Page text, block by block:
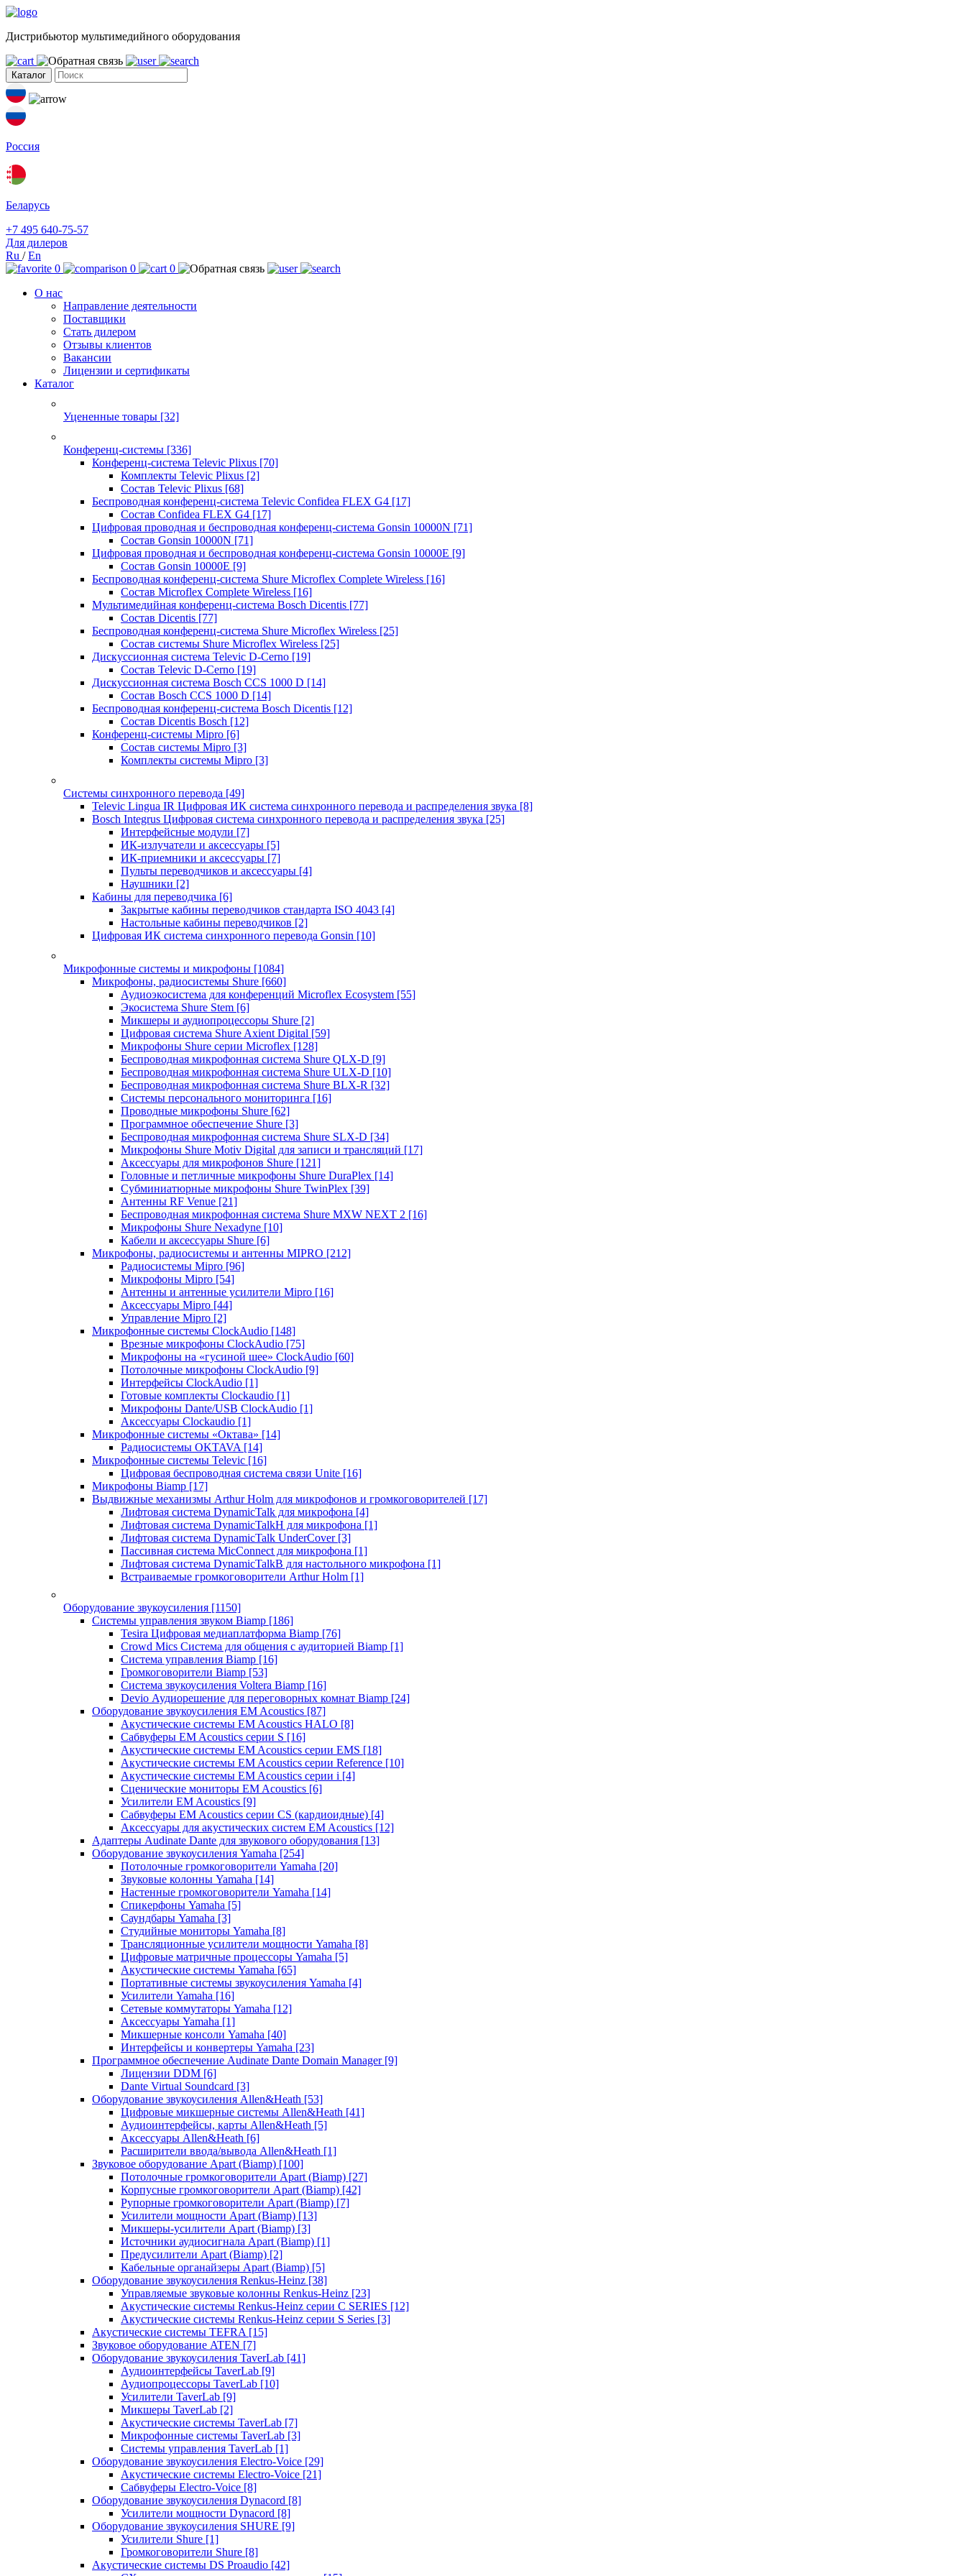
Дистрибьютор мультимедийного оборудования
Каталог
Россия
Беларусь
+7 495 640-75-57
Для дилеров
Ru /En
0
0
0
О нас
Направление деятельности
Поставщики
Стать дилером
Отзывы клиентов
Вакансии
Лицензии и сертификаты
Каталог
Уцененные товары [32]
Конференц-системы [336]
Конференц-система Televic Plixus [70]
Комплекты Televic Plixus [2]
Состав Televic Plixus [68]
Беспроводная конференц-система Televic Confidea FLEX G4 [17]
Состав Confidea FLEX G4 [17]
Цифровая проводная и беспроводная конференц-система Gonsin 10000N [71]
Состав Gonsin 10000N [71]
Цифровая проводная и беспроводная конференц-система Gonsin 10000E [9]
Состав Gonsin 10000E [9]
Беспроводная конференц-система Shure Microflex Complete Wireless [16]
Состав Microflex Complete Wireless [16]
Мультимедийная конференц-система Bosch Dicentis [77]
Состав Dicentis [77]
Беспроводная конференц-система Shure Microflex Wireless [25]
Состав системы Shure Microflex Wireless [25]
Дискуссионная система Televic D-Cerno [19]
Состав Televic D-Cerno [19]
Дискуссионная система Bosch CCS 1000 D [14]
Состав Bosch CCS 1000 D [14]
Беспроводная конференц-система Bosch Dicentis [12]
Состав Dicentis Bosch [12]
Конференц-системы Mipro [6]
Состав системы Mipro [3]
Комплекты системы Mipro [3]
Системы синхронного перевода [49]
Televic Lingua IR Цифровая ИК система синхронного перевода и распределения звука [8]
Bosch Integrus Цифровая система синхронного перевода и распределения звука [25]
Интерфейсные модули [7]
ИК-излучатели и аксессуары [5]
ИК-приемники и аксессуары [7]
Пульты переводчиков и аксессуары [4]
Наушники [2]
Кабины для переводчика [6]
Закрытые кабины переводчиков стандарта ISO 4043 [4]
Настольные кабины переводчиков [2]
Цифровая ИК система синхронного перевода Gonsin [10]
Микрофонные системы и микрофоны [1084]
Микрофоны, радиосистемы Shure [660]
Аудиоэкосистема для конференций Microflex Ecosystem [55]
Экосистема Shure Stem [6]
Микшеры и аудиопроцессоры Shure [2]
Цифровая система Shure Axient Digital [59]
Микрофоны Shure серии Microflex [128]
Беспроводная микрофонная система Shure QLX-D [9]
Беспроводная микрофонная система Shure ULX-D [10]
Беспроводная микрофонная система Shure BLX-R [32]
Системы персонального мониторинга [16]
Проводные микрофоны Shure [62]
Программное обеспечение Shure [3]
Беспроводная микрофонная система Shure SLX-D [34]
Микрофоны Shure Motiv Digital для записи и трансляций [17]
Аксессуары для микрофонов Shure [121]
Головные и петличные микрофоны Shure DuraPlex [14]
Субминиатюрные микрофоны Shure TwinPlex [39]
Антенны RF Venue [21]
Беспроводная микрофонная система Shure MXW NEXT 2 [16]
Микрофоны Shure Nexadyne [10]
Кабели и аксессуары Shure [6]
Микрофоны, радиосистемы и антенны MIPRO [212]
Радиосистемы Mipro [96]
Микрофоны Mipro [54]
Антенны и антенные усилители Mipro [16]
Аксессуары Mipro [44]
Управление Mipro [2]
Микрофонные системы ClockAudio [148]
Врезные микрофоны ClockAudio [75]
Микрофоны на «гусиной шее» ClockAudio [60]
Потолочные микрофоны ClockAudio [9]
Интерфейсы ClockAudio [1]
Готовые комплекты Clockaudio [1]
Микрофоны Dante/USB ClockAudio [1]
Аксессуары Clockaudio [1]
Микрофонные системы «Октава» [14]
Радиосистемы OKTAVA [14]
Микрофонные системы Televic [16]
Цифровая беспроводная система связи Unite [16]
Микрофоны Biamp [17]
Выдвижные механизмы Arthur Holm для микрофонов и громкоговорителей [17]
Лифтовая система DynamicTalk для микрофона [4]
Лифтовая система DynamicTalkH для микрофона [1]
Лифтовая система DynamicTalk UnderCover [3]
Пассивная система MicConnect для микрофона [1]
Лифтовая система DynamicTalkB для настольного микрофона [1]
Встраиваемые громкоговорители Arthur Holm [1]
Оборудование звукоусиления [1150]
Системы управления звуком Biamp [186]
Tesira Цифровая медиаплатформа Biamp [76]
Crowd Mics Система для общения с аудиторией Biamp [1]
Система управления Biamp [16]
Громкоговорители Biamp [53]
Система звукоусиления Voltera Biamp [16]
Devio Аудиорешение для переговорных комнат Biamp [24]
Оборудование звукоусиления EM Acoustics [87]
Акустические системы EM Acoustics HALO [8]
Сабвуферы EM Acoustics серии S [16]
Акустические системы EM Acoustics серии EMS [18]
Акустические системы EM Acoustics серии Reference [10]
Акустические системы EM Acoustics серии i [4]
Сценические мониторы EM Acoustics [6]
Усилители EM Acoustics [9]
Сабвуферы EM Acoustics серии CS (кардиоидные) [4]
Аксессуары для акустических систем EM Acoustics [12]
Адаптеры Audinate Dante для звукового оборудования [13]
Оборудование звукоусиления Yamaha [254]
Потолочные громкоговорители Yamaha [20]
Звуковые колонны Yamaha [14]
Настенные громкоговорители Yamaha [14]
Спикерфоны Yamaha [5]
Саундбары Yamaha [3]
Студийные мониторы Yamaha [8]
Трансляционные усилители мощности Yamaha [8]
Цифровые матричные процессоры Yamaha [5]
Акустические системы Yamaha [65]
Портативные системы звукоусиления Yamaha [4]
Усилители Yamaha [16]
Сетевые коммутаторы Yamaha [12]
Аксессуары Yamaha [1]
Микшерные консоли Yamaha [40]
Интерфейсы и конвертеры Yamaha [23]
Программное обеспечение Audinate Dante Domain Manager [9]
Лицензии DDM [6]
Dante Virtual Soundcard [3]
Оборудование звукоусиления Allen&Heath [53]
Цифровые микшерные системы Allen&Heath [41]
Аудиоинтерфейсы, карты Allen&Heath [5]
Аксессуары Allen&Heath [6]
Расширители ввода/вывода Allen&Heath [1]
Звуковое оборудование Apart (Biamp) [100]
Потолочные громкоговорители Apart (Biamp) [27]
Корпусные громкоговорители Apart (Biamp) [42]
Рупорные громкоговорители Apart (Biamp) [7]
Усилители мощности Apart (Biamp) [13]
Микшеры-усилители Apart (Biamp) [3]
Источники аудиосигнала Apart (Biamp) [1]
Предусилители Apart (Biamp) [2]
Кабельные органайзеры Apart (Biamp) [5]
Оборудование звукоусиления Renkus-Heinz [38]
Управляемые звуковые колонны Renkus-Heinz [23]
Акустические системы Renkus-Heinz серии C SERIES [12]
Акустические системы Renkus-Heinz серии S Series [3]
Акустические системы TEFRA [15]
Звуковое оборудование ATEN [7]
Оборудование звукоусиления TaverLab [41]
Аудиоинтерфейсы TaverLab [9]
Аудиопроцессоры TaverLab [10]
Усилители TaverLab [9]
Микшеры TaverLab [2]
Акустические системы TaverLab [7]
Микрофонные системы TaverLab [3]
Системы управления TaverLab [1]
Оборудование звукоусиления Electro-Voice [29]
Акустические системы Electro-Voice [21]
Сабвуферы Electro-Voice [8]
Оборудование звукоусиления Dynacord [8]
Усилители мощности Dynacord [8]
Оборудование звукоусиления SHURE [9]
Усилители Shure [1]
Громкоговорители Shure [8]
Акустические системы DS Proaudio [42]